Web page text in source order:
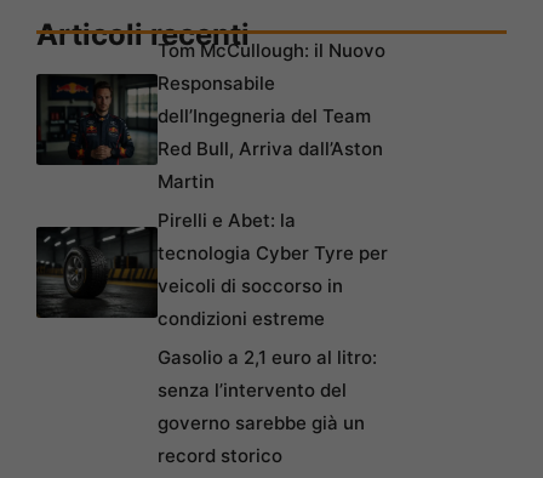
Articoli recentiTom McCullough: il Nuovo
Responsabile
dell’Ingegneria del Team
Red Bull, Arriva dall’Aston
Martin
Pirelli e Abet: la
tecnologia Cyber Tyre per
veicoli di soccorso in
condizioni estreme
Gasolio a 2,1 euro al litro:
senza l’intervento del
governo sarebbe già un
record storico